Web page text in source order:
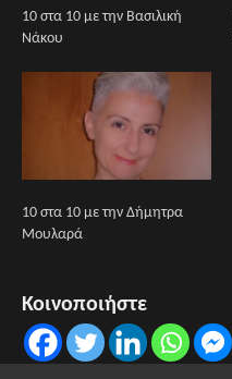
10 στα 10 με την Βασιλική
Νάκου
10 στα 10 με την Δήμητρα
Μουλαρά
Κοινοποιήστε